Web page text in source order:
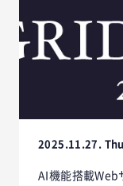
2025.11.27. Thu
AI機能搭載